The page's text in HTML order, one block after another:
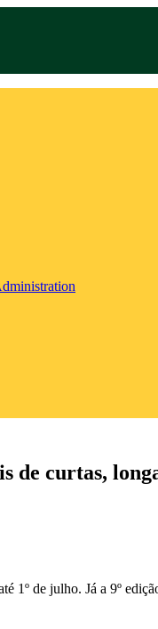
de curtas,
1º de julho. Já a 9º